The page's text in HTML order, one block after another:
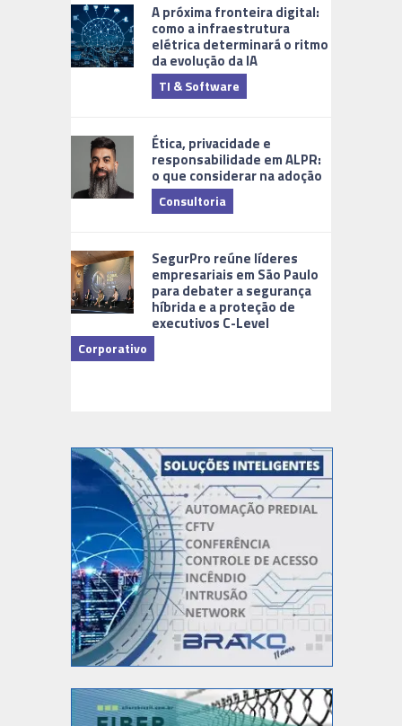
A próxima fronteira digital:
como a infraestrutura
elétrica determinará o ritmo
da evolução da IA
TI & Software
Ética, privacidade e
responsabilidade em ALPR:
o que considerar na adoção
Consultoria
SegurPro reúne líderes
empresariais em São Paulo
para debater a segurança
híbrida e a proteção de
executivos C-Level
Corporativo